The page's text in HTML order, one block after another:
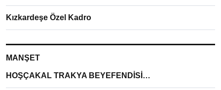
Kızkardeşe Özel Kadro
MANŞET
HOŞÇAKAL TRAKYA BEYEFENDİSİ…